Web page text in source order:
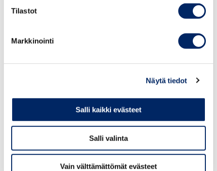
Tilastot
Markkinointi
Näytä tiedot
Salli kaikki evästeet
Salli valinta
Vain välttämättömät evästeet
mahdollisuuksia uusien teknologioiden käyttöönottoon
tuettava nykyistä paremmin pk-yritysten ja
ammattikorkeakoulujen yhteistyönä tehtävää tutkimus-,
kehittämis- ja innovaatiotoimintaa”, toteavat Mielityinen